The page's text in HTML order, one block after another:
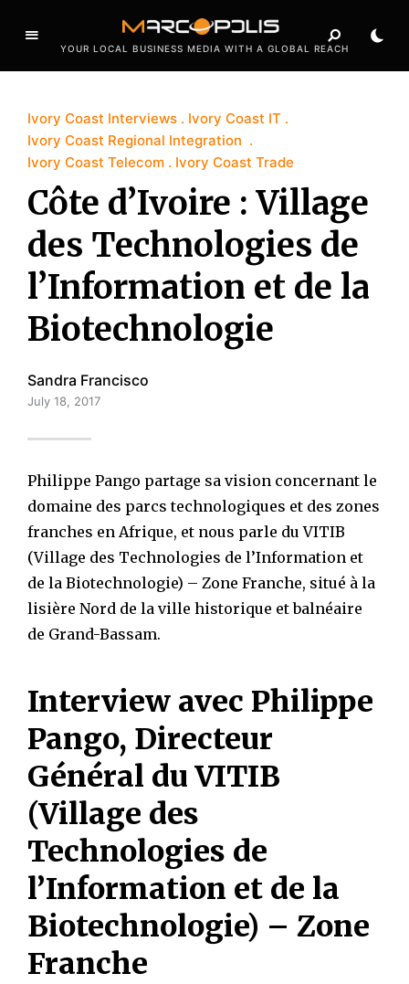
YOUR LOCAL BUSINESS MEDIA WITH A GLOBAL REACH
Ivory Coast Interviews
Ivory Coast IT
Ivory Coast Regional Integration
Ivory Coast Telecom
Ivory Coast Trade
Côte d’Ivoire : Village
des Technologies de
l’Information et de la
Biotechnologie
Sandra Francisco
July 18, 2017
Philippe Pango partage sa vision concernant le
domaine des parcs technologiques et des zones
franches en Afrique, et nous parle du VITIB
(Village des Technologies de l’Information et
de la Biotechnologie) – Zone Franche, situé à la
lisière Nord de la ville historique et balnéaire
de Grand-Bassam.
Interview avec Philippe
Pango, Directeur
Général du VITIB
(Village des
Technologies de
l’Information et de la
Biotechnologie) – Zone
Franche